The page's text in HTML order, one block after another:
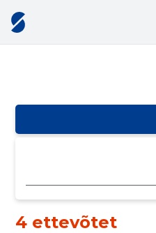
4 ettevõtet